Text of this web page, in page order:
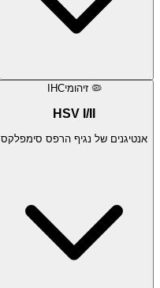
🦠 זיהומיIHC
HSV I/II
אנטיגנים של נגיף הרפס סימפלקס